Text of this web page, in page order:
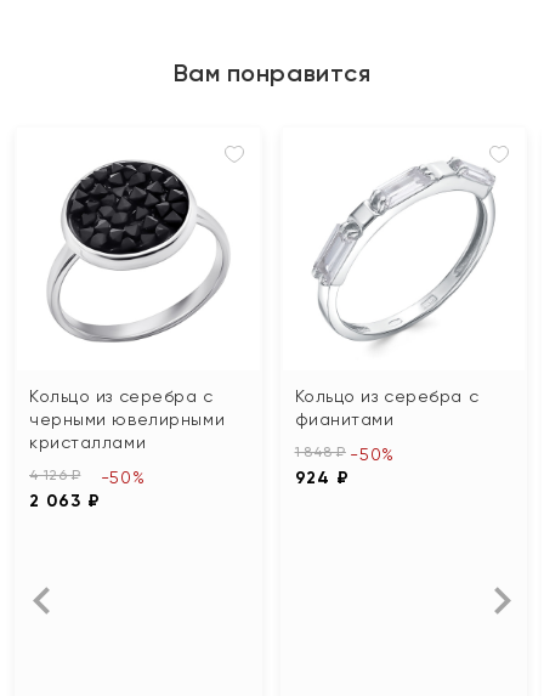
Вам понравится
Кольцо из серебра с
черными ювелирными
кристаллами
4 126 ₽
2 063 ₽
-50%
Кольцо из серебра с
фианитами
1 848 ₽
924 ₽
-50%